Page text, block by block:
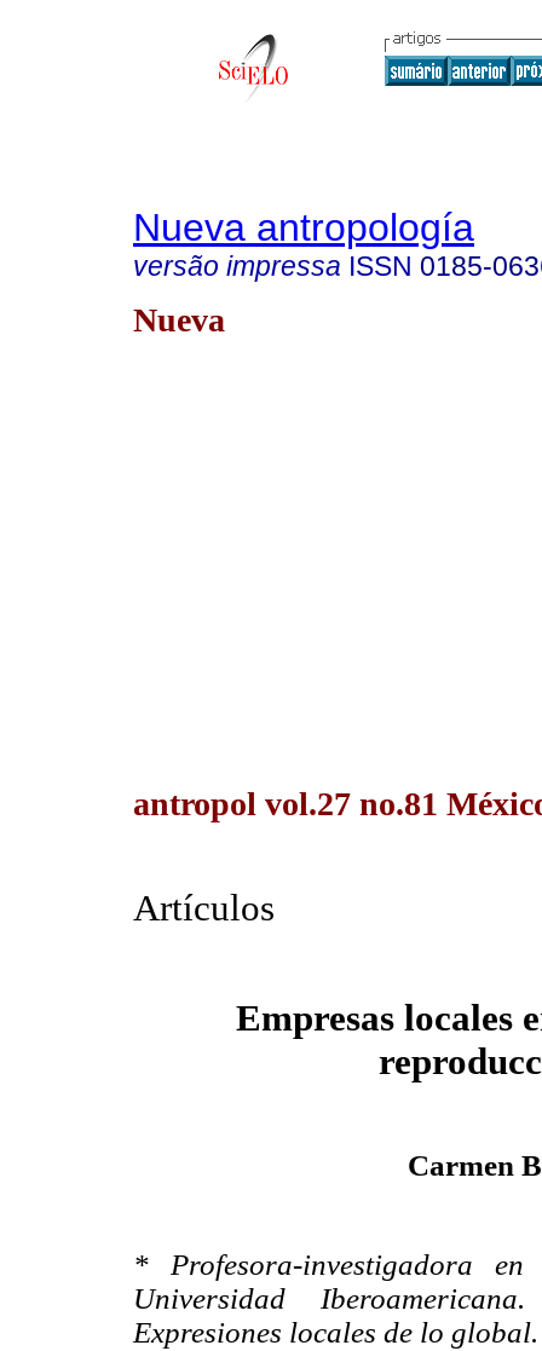
Nueva antropología
versão impressa ISSN 0185-
Nueva
antropol vol.27 no.81
Artículos
Empresas locales
Carmen
* Profesora-investigadora
Universidad
Expresiones locales de lo global.